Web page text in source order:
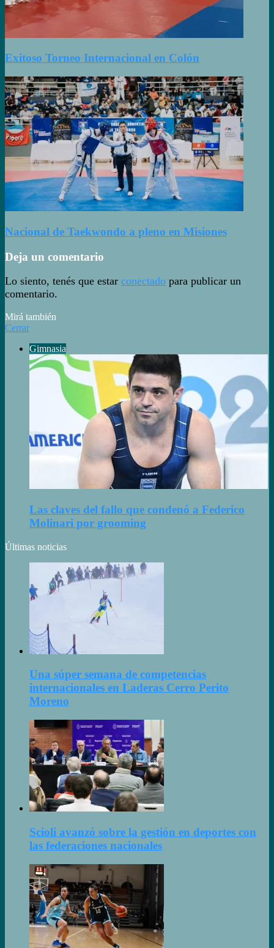
Exitoso Torneo Internacional en Colón
Nacional de Taekwondo a pleno en Misiones
Deja un comentario
Lo siento, tenés que estar conectado para publicar un
comentario.
Mirá también
Cerrar
Gimnasia
Las claves del fallo que condenó a Federico
Molinari por grooming
Últimas noticias
Una súper semana de competencias
internacionales en Laderas Cerro Perito
Moreno
Scioli avanzó sobre la gestión en deportes con
las federaciones nacionales